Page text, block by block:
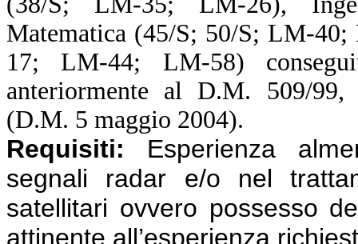
Matematica (45/S; 50/S; LM-
17; LM-44; LM-58)
anteriormente al D.M. 509/99,
(D.M. 5 maggio 2004).
Requisiti: Esperienza
segnali radar e/o nel
satellitari ovvero possesso
attinente all’esperienza